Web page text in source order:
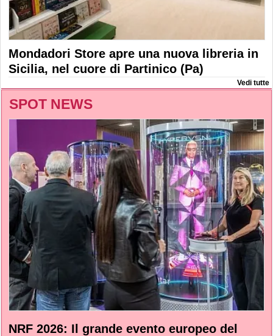
Mondadori Store apre una nuova libreria in
Sicilia, nel cuore di Partinico (Pa)
Vedi tutte
SPOT NEWS
NRF 2026: Il grande evento europeo del